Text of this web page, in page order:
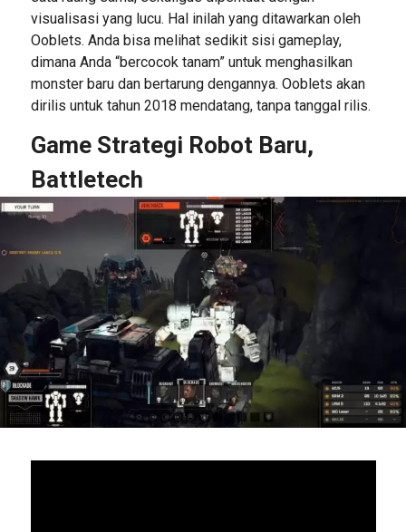
visualisasi yang lucu. Hal inilah yang ditawarkan oleh
Ooblets. Anda bisa melihat sedikit sisi gameplay,
dimana Anda “bercocok tanam” untuk menghasilkan
monster baru dan bertarung dengannya. Ooblets akan
dirilis untuk tahun 2018 mendatang, tanpa tanggal rilis.
Game Strategi Robot Baru,
Battletech